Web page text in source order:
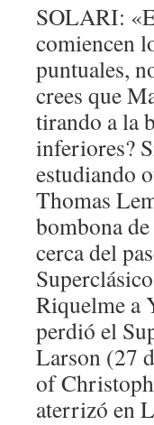
SOLARI:
comiencen
puntuales,
crees que
tirando a la
inferiores?
estudiando
Thomas
bombona
cerca del
Riquelme a
perdió el
Larson (27
of
aterrizó en